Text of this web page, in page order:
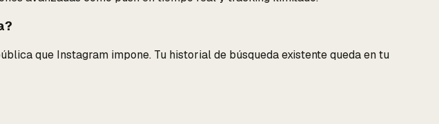
que Instagram impone. Tu historial de búsqueda existente queda en tu